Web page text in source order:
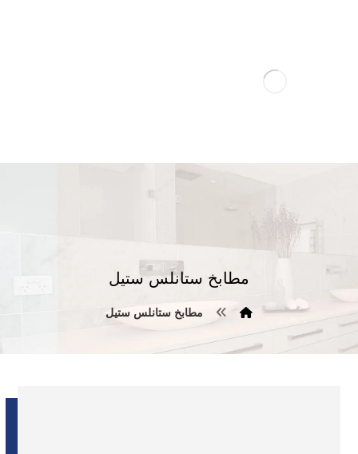
مطابخ ستانلس ستيل
مطابخ ستانلس ستيل